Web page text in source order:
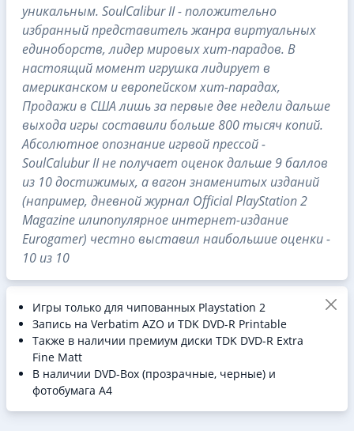
уникальным. SoulCalibur II - положительно
избранный представитель жанра виртуальных
единоборств, лидер мировых хит-парадов. В
настоящий момент игрушка лидирует в
американском и европейском хит-парадах,
Продажи в США лишь за первые две недели дальше
выхода игры составили больше 800 тысяч копий.
Абсолютное опознание игрвой прессой -
SoulCalubur II не получает оценок дальше 9 баллов
из 10 достижимых, а вагон знаменитых изданий
(например, дневной журнал Official PlayStation 2
Magazine илипопулярное интернет-издание
Eurogamer) честно выставил наибольшие оценки -
10 из 10
Игры только для чипованных Playstation 2
Запись на Verbatim AZO и TDK DVD-R Printable
Также в наличии премиум диски TDK DVD-R Extra
Fine Matt
В наличии DVD-Box (прозрачные, черные) и
фотобумага A4